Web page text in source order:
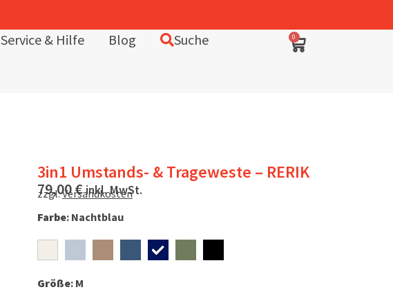
Service & Hilfe Blog Suche 0
3in1 Umstands- & Trageweste – RERIK
79,00€inkl. MwSt.
zzgl.Versandkosten
Größe: M
Farbe: Nachtblau